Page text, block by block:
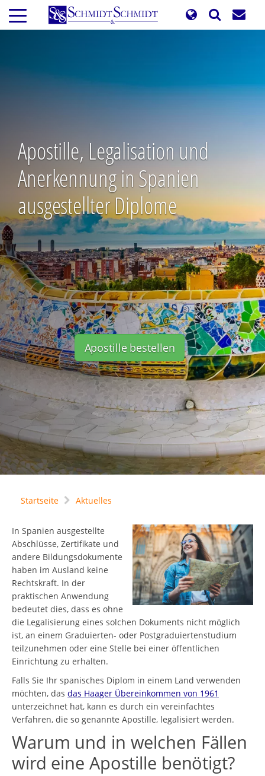
Direkt
zum
Inhalt
Apostille, Legalisation und
Anerkennung in Spanien
ausgestellter Diplome
Apostille bestellen
Startseite Aktuelles
In Spanien ausgestellte
Abschlüsse, Zertifikate und
andere Bildungsdokumente
haben im Ausland keine
Rechtskraft. In der
praktischen Anwendung
bedeutet dies, dass es ohne
die Legalisierung eines solchen Dokuments nicht möglich
ist, an einem Graduierten- oder Postgraduiertenstudium
teilzunehmen oder eine Stelle bei einer öffentlichen
Einrichtung zu erhalten.
Falls Sie Ihr spanisches Diplom in einem Land verwenden
möchten, das das Haager Übereinkommen von 1961
unterzeichnet hat, kann es durch ein vereinfachtes
Verfahren, die so genannte Apostille, legalisiert werden.
Warum und in welchen Fällen
wird eine Apostille benötigt?